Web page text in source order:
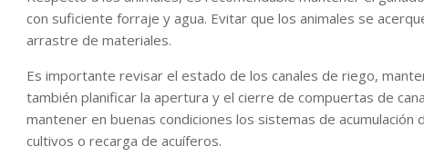
con suficiente forraje y agua. Evitar que los animales se
arrastre de materiales.
Es importante revisar el estado de los canales de riego,
también planificar la apertura y el cierre de compuertas de
mantener en buenas condiciones los sistemas de
cultivos o recarga de acuíferos.